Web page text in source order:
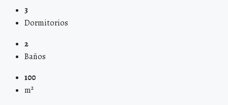
3
Dormitorios
2
Baños
100
m²